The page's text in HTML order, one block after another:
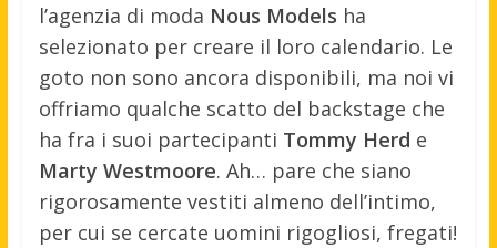
l’agenzia di moda Nous Models ha
selezionato per creare il loro calendario. Le
goto non sono ancora disponibili, ma noi vi
offriamo qualche scatto del backstage che
ha fra i suoi partecipanti Tommy Herd e
Marty Westmoore. Ah… pare che siano
rigorosamente vestiti almeno dell’intimo,
per cui se cercate uomini rigogliosi, fregati!